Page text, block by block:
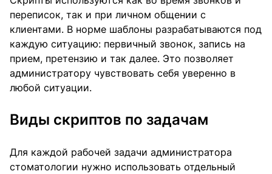
переписок, так и при личном общении с
клиентами. В норме шаблоны разрабатываются под
каждую ситуацию: первичный звонок, запись на
прием, претензию и так далее. Это позволяет
администратору чувствовать себя уверенно в
любой ситуации.
Виды скриптов по задачам
Для каждой рабочей задачи администратора
стоматологии нужно использовать отдельный